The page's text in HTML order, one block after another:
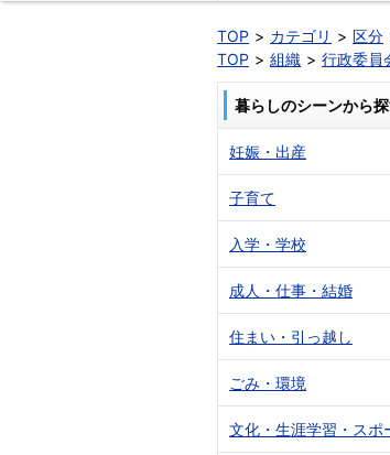
TOP カテゴリ 区分
TOP
組織 行政委員
暮らしのシーンから
妊娠・出産
子育て
入学・学校
成人・仕事・結婚
住まい・引っ越し
ごみ・環境
文化・生涯学習・スポ